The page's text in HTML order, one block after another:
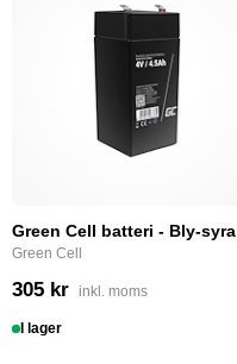
Green Cell batteri - Bly-syra
Green Cell
305 kr inkl. moms
I lager